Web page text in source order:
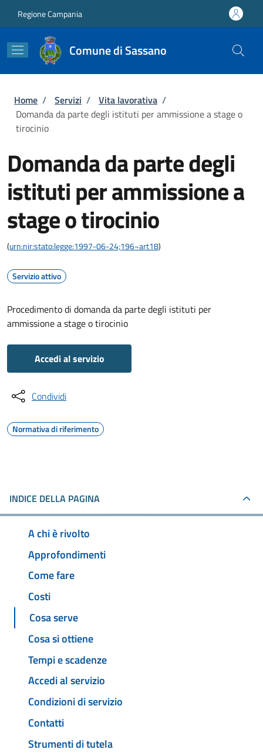
Regione Campania
Comune di Sassano
Briciole di pane
Home / Servizi / Vita lavorativa /
Domanda da parte degli istituti per ammissione a stage o
tirocinio
Domanda da parte degli
istituti per ammissione a
stage o tirocinio
(urn:nir:stato:legge:1997-06-24;196~art18)
Servizio attivo
Procedimento di domanda da parte degli istituti per
ammissione a stage o tirocinio
Accedi al servizio
Condividi
Normativa di riferimento
INDICE DELLA PAGINA
A chi è rivolto
Approfondimenti
Come fare
Costi
Cosa serve
Cosa si ottiene
Tempi e scadenze
Accedi al servizio
Condizioni di servizio
Contatti
Strumenti di tutela